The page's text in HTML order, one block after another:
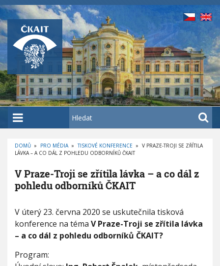
P
ř
e
j
í
t
k
h
l
d
t
D
B
E
Č
K
Á
N
A
V
G
E
DOMŮ » PRO MÉDIA » TISKOVÉ KONFERENCE » V PRAZE-TROJI SE ZŘÍTILA
LÁVKA – A CO DÁL Z POHLEDU ODBORNÍKŮ ČKAIT
V Praze-Troji se zřítila lávka – a co dál z
pohledu odborníků ČKAIT
V
P
r
a
e
V úterý 23. června 2020 se uskutečnila tisková
konference na téma V Praze-Troji se zřítila lávka
– a co dál z pohledu odborníků ČKAIT?
Program: